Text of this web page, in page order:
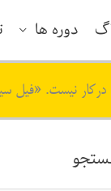
دوره ها
نیست. «فیل